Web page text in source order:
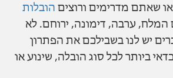
שאתם מדרימים ורוצים הובלות
המלח, ערבה, דימונה, ירוחם. לא
יש לנו בשבילכם את הפתרון
ביותר לכל סוג הובלה, שינוע או